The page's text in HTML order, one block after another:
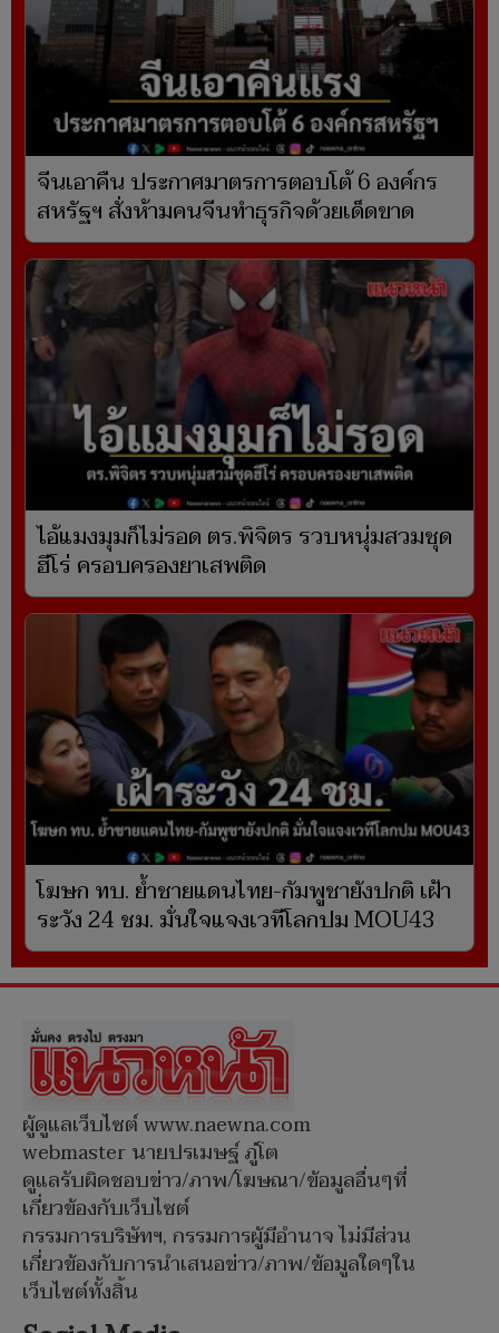
จีนเอาคืน ประกาศมาตรการตอบโต้ 6 องค์กร
สหรัฐฯ สั่งห้ามคนจีนทำธุรกิจด้วยเด็ดขาด
ไอ้แมงมุมก็ไม่รอด ตร.พิจิตร รวบหนุ่มสวมชุด
ฮีโร่ ครอบครองยาเสพติด
โฆษก ทบ. ย้ำชายแดนไทย-กัมพูชายังปกติ เฝ้า
ระวัง 24 ชม. มั่นใจแจงเวทีโลกปม MOU43
ผู้ดูแลเว็บไซต์ www.naewna.com
webmaster นายปรเมษฐ์ ภู่โต
ดูแลรับผิดชอบข่าว/ภาพ/โฆษณา/ข้อมูลอื่นๆที่
เกี่ยวข้องกับเว็บไซต์
กรรมการบริษัทฯ, กรรมการผู้มีอำนาจ ไม่มีส่วน
เกี่ยวข้องกับการนำเสนอข่าว/ภาพ/ข้อมูลใดๆใน
เว็บไซต์ทั้งสิ้น